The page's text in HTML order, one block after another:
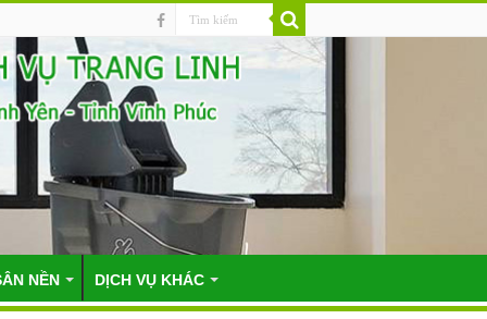
NỀN DỊCH VỤ KHÁC